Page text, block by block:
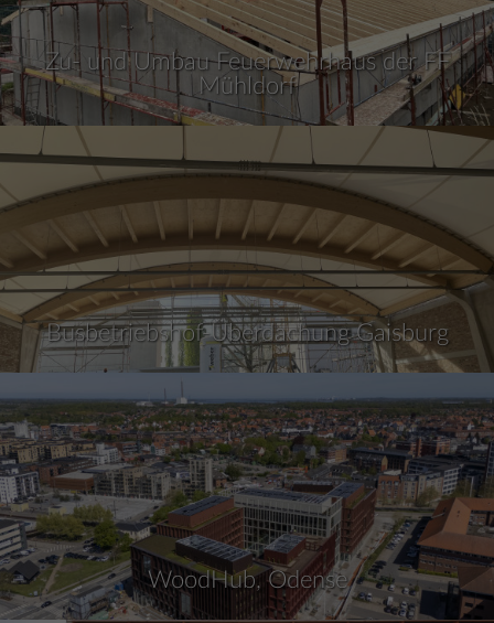
Zu- und Umbau Feuerwehrhaus der FF
Mühldorf
Busbetriebshof-Überdachung Gaisburg
WoodHub, Odense